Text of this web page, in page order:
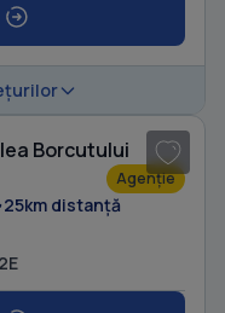
Borcutului
Agenție
distanță
2E